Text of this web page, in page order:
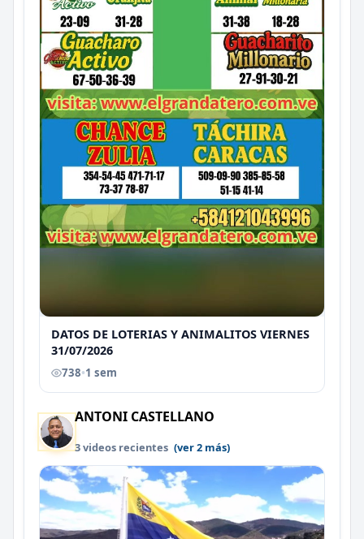
DATOS DE LOTERIAS Y ANIMALITOS VIERNES
31/07/2026
738•1 sem
ANTONI CASTELLANO
3 videos recientes (ver 2 más)